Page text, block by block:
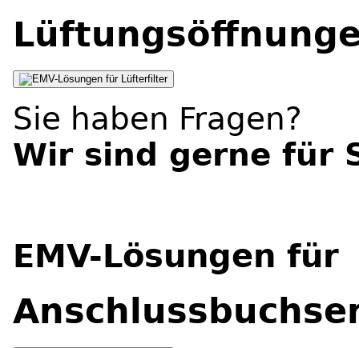
Lüfterfilter
Sie haben Fragen?
Wir sind gerne für
EMV-Lösungen für